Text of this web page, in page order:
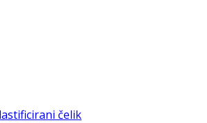
čelik